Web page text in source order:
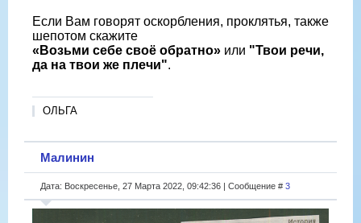
Если Вам говорят оскорбления, проклятья, также
шепотом скажите
«Возьми себе своё обратно» или "Твои речи,
да на твои же плечи".
ОЛЬГА
Малинин
Дата: Воскресенье, 27 Марта 2022, 09:42:36 | Сообщение # 3